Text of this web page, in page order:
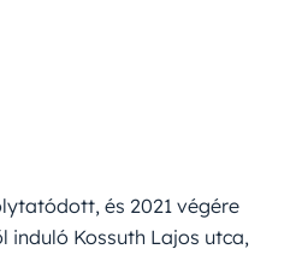
és 2021 végére
induló Kossuth Lajos utca,